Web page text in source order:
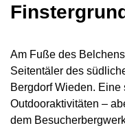
Am Fuße des
Seitentäler des
Bergdorf Wieden. Eine
Outdooraktivitäten –
dem